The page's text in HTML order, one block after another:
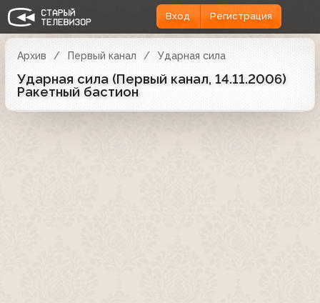
Вход Регистрация
Архив Первый канал Ударная сила
Ударная сила (Первый канал, 14.11.2006)
Ракетный бастион